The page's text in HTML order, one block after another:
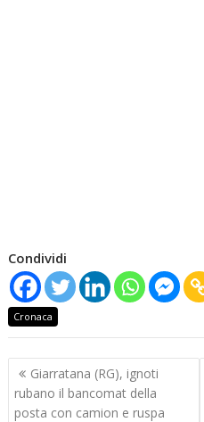
Condividi
Cronaca
Navigazione
articoli
Giarratana (RG), ignoti
rubano il bancomat della
posta con camion e ruspa